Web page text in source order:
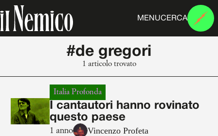
MENUCERCA
#de gregori
1 articolo trovato
Italia Profonda
I cantautori hanno rovinato
questo paese
1 anno Vincenzo Profeta